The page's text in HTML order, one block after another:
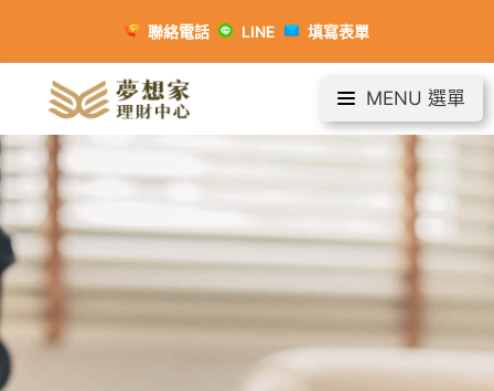
聯絡電話 LINE 填寫表單
MENU 選單